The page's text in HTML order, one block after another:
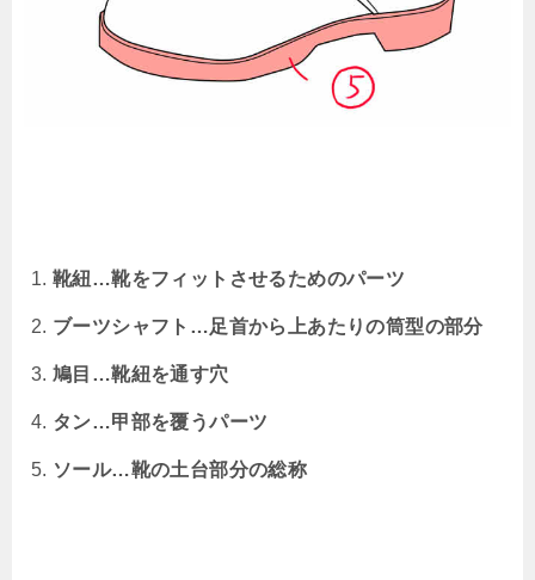
靴紐…靴をフィットさせるためのパーツ
ブーツシャフト…足首から上あたりの筒型の部分
鳩目…靴紐を通す穴
タン…甲部を覆うパーツ
ソール…靴の土台部分の総称